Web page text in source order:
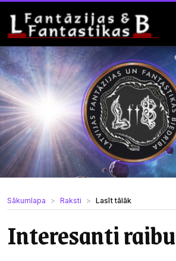
Sākumlapa Raksti Lasīt tālāk
Interesanti